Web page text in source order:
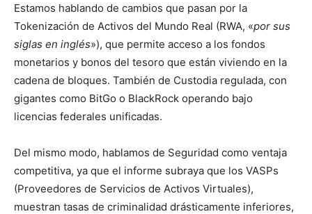
Estamos hablando de cambios que pasan por la
Tokenización de Activos del Mundo Real (RWA, «por sus
siglas en inglés»), que permite acceso a los fondos
monetarios y bonos del tesoro que están viviendo en la
cadena de bloques. También de Custodia regulada, con
gigantes como BitGo o BlackRock operando bajo
licencias federales unificadas.
Del mismo modo, hablamos de Seguridad como ventaja
competitiva, ya que el informe subraya que los VASPs
(Proveedores de Servicios de Activos Virtuales),
muestran tasas de criminalidad drásticamente inferiores,